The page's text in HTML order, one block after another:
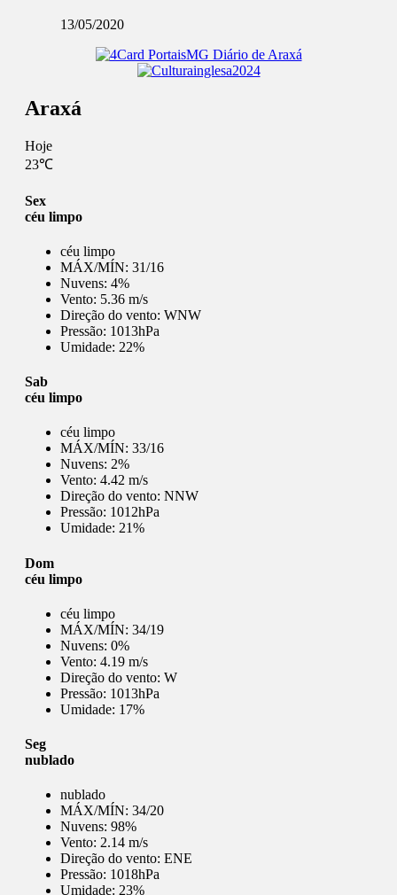
13/05/2020
Araxá
Hoje
23℃
Sex
céu limpo
céu limpo
MÁX/MÍN: 31/16
Nuvens: 4%
Vento: 5.36 m/s
Direção do vento: WNW
Pressão: 1013hPa
Umidade: 22%
Sab
céu limpo
céu limpo
MÁX/MÍN: 33/16
Nuvens: 2%
Vento: 4.42 m/s
Direção do vento: NNW
Pressão: 1012hPa
Umidade: 21%
Dom
céu limpo
céu limpo
MÁX/MÍN: 34/19
Nuvens: 0%
Vento: 4.19 m/s
Direção do vento: W
Pressão: 1013hPa
Umidade: 17%
Seg
nublado
nublado
MÁX/MÍN: 34/20
Nuvens: 98%
Vento: 2.14 m/s
Direção do vento: ENE
Pressão: 1018hPa
Umidade: 23%